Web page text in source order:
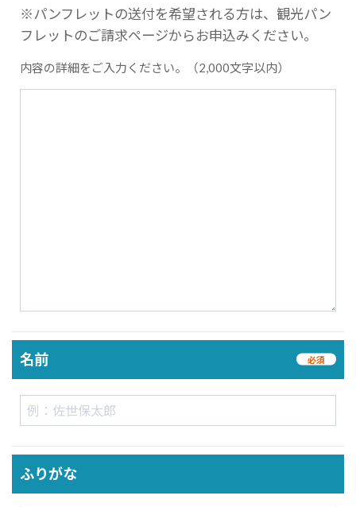
※パンフレットの送付を希望される方は、観光パン
フレットのご請求ページからお申込みください。
内容の詳細をご入力ください。（2,000文字以内）
名前 必須
ふりがな